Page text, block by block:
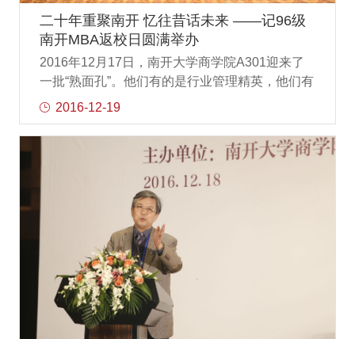
学院构建良好的合作发展关系和模式，并为教育
的发展贡献出一份力量，学校的良好教育也为公
台，给学生锻炼和成长的机会的同时，也期待同
学们能够不断创新进取，自立自强，今后能够回
馈国家和社会。商学院本科生代表凌玥、姜宁作
为“倚天奖助学金”、“1997级校友奖学金”获奖学生
二十年重聚南开 忆往昔话未来 ——记96级
南开MBA返校日圆满举办
2016年12月17日，南开大学商学院A301迎来了
一批“熟面孔”。他们有的是行业管理精英，他们有
的是知名高校的课程教授，他们还有一个共同的
重新来到南开，回首往事，共划未来。96级MBA
校友返校日合影南开大学商学院院长张玉利在会
上致辞。张院长介绍了近年来商学院在学科建
设、顶级认证、师资力量、学生自主管理等方面
取得的长足进步，希望校友们今后能常回家看
看，感受商学院、感受MBA的新变化，同时期盼
校友们能够贡献所长，为南开MBA发展添砖加
瓦。南开大学商学院副院长、MBA中心主任薛红
志，MBA中心副主任陈琰也对“回家”的校友表达
了热烈欢迎。96级MBA校友们特意邀请到原MBA
中心副主任、96级MBA班主任王儒老师与学员见
2016-12-19